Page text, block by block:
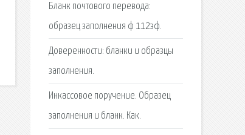
Бланк почтового перевода:
образец заполнения ф 112эф.
Доверенности: бланки и образцы
заполнения.
Инкассовое поручение. Образец
заполнения и бланк. Как.